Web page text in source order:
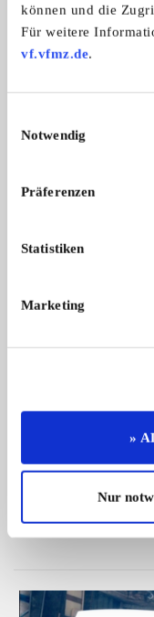
können und die
Für weitere
vf.vfmz.de.
Notwendig
Präferenzen
Statistiken
Marketing
»
Nur
Wir haben uns
Feuerwehr
Liebhaber/innen zu
Das könnte Sie